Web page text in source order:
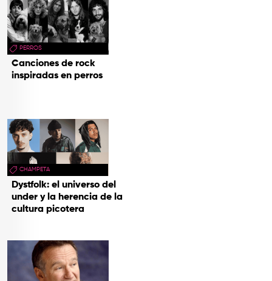
PERROS
Canciones de rock
inspiradas en perros
CHAMPETA
Dystfolk: el universo del
under y la herencia de la
cultura picotera